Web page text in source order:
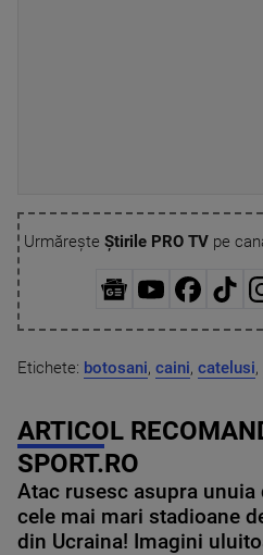
Urmărește Știrile PRO TVpe
Etichete: botosani, caini, catelusi,
ARTICOL
SPORT.RO
Atac rusesc asupra unuia
cele mai mari stadioane
din Ucraina! Imagini